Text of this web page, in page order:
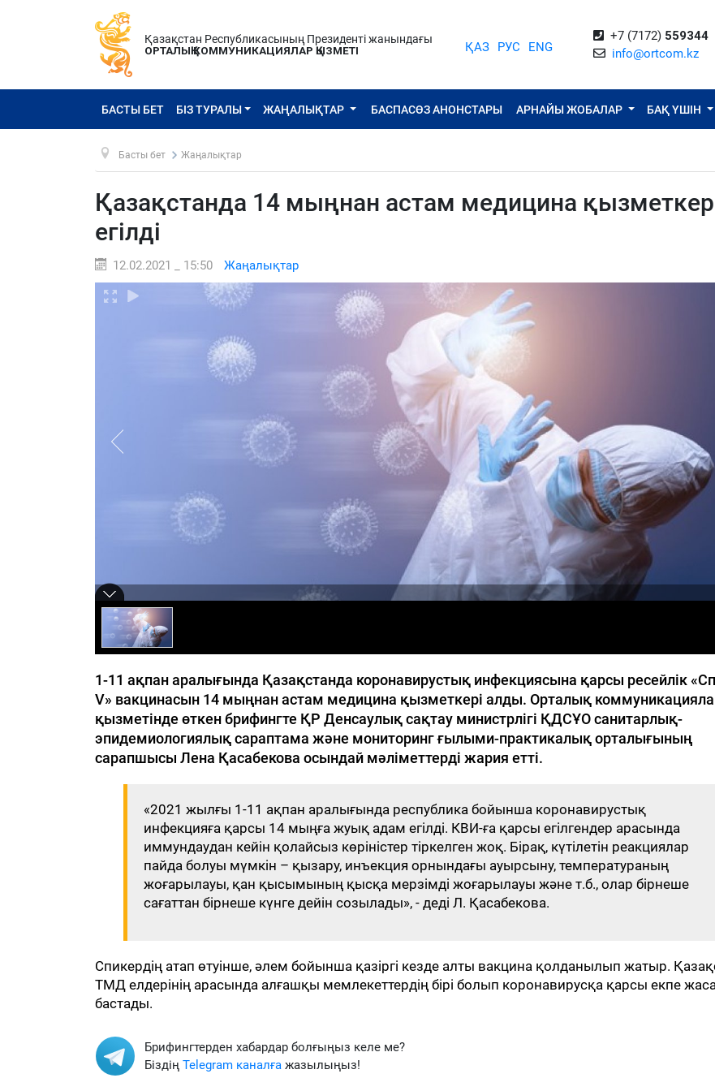
Қазақстан Республикасының Президенті жанындағы
ОРТАЛЫҚ КОММУНИКАЦИЯЛАР ҚЫЗМЕТІ
ҚАЗ РУС ENG
+7 (7172) 559344
info@ortcom.kz
БАСТЫ БЕТ БІЗ ТУРАЛЫ ЖАҢАЛЫҚТАР БАСПАСӨЗ АНОНСТАРЫ АРНАЙЫ ЖОБАЛАР БАҚ ҮШІН
Басты бет Жаңалықтар
Қазақстанда 14 мыңнан астам медицина
егілді
12.02.2021 _ 15:50 Жаңалықтар
1-11 ақпан аралығында Қазақстанда коронавирустық инфекциясына қарсы ресейлік
V» вакцинасын 14 мыңнан астам медицина қызметкері алды. Орталық
қызметінде өткен брифингте ҚР Денсаулық сақтау министрлігі ҚДСҰО санитарлық-
эпидемиологиялық сараптама және мониторинг ғылыми-практикалық орталығының
сарапшысы Лена Қасабекова осындай мәліметтерді жария етті.
«2021 жылғы 1-11 ақпан аралығында республика бойынша коронавирустық
инфекцияға қарсы 14 мыңға жуық адам егілді. КВИ-ға қарсы егілгендер арасында
иммундаудан кейін қолайсыз көріністер тіркелген жоқ. Бірақ, күтілетін реакциялар
пайда болуы мүмкін – қызару, инъекция орнындағы ауырсыну, температураның
жоғарылауы, қан қысымының қысқа мерзімді жоғарылауы және т.б., олар бірнеше
сағаттан бірнеше күнге дейін созылады», - деді Л. Қасабекова.
Спикердің атап өтуінше, әлем бойынша қазіргі кезде алты вакцина қолданылып жатыр.
ТМД елдерінің арасында алғашқы мемлекеттердің бірі болып коронавирусқа қарсы екпе
бастады.
Брифингтерден хабардар болғыңыз келе ме?
Біздің Telegram каналға жазылыңыз!